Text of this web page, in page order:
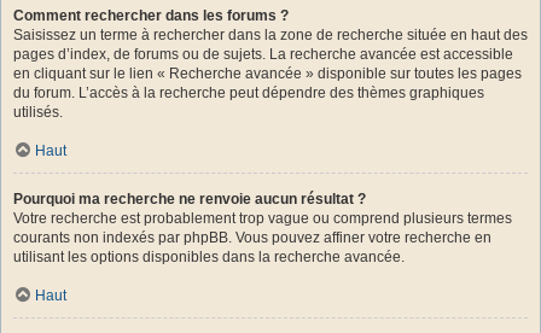
Comment rechercher dans les forums ?
Saisissez un terme à rechercher dans la zone de recherche située en haut des
pages d’index, de forums ou de sujets. La recherche avancée est accessible
en cliquant sur le lien « Recherche avancée » disponible sur toutes les pages
du forum. L’accès à la recherche peut dépendre des thèmes graphiques
utilisés.
Haut
Pourquoi ma recherche ne renvoie aucun résultat ?
Votre recherche est probablement trop vague ou comprend plusieurs termes
courants non indexés par phpBB. Vous pouvez affiner votre recherche en
utilisant les options disponibles dans la recherche avancée.
Haut